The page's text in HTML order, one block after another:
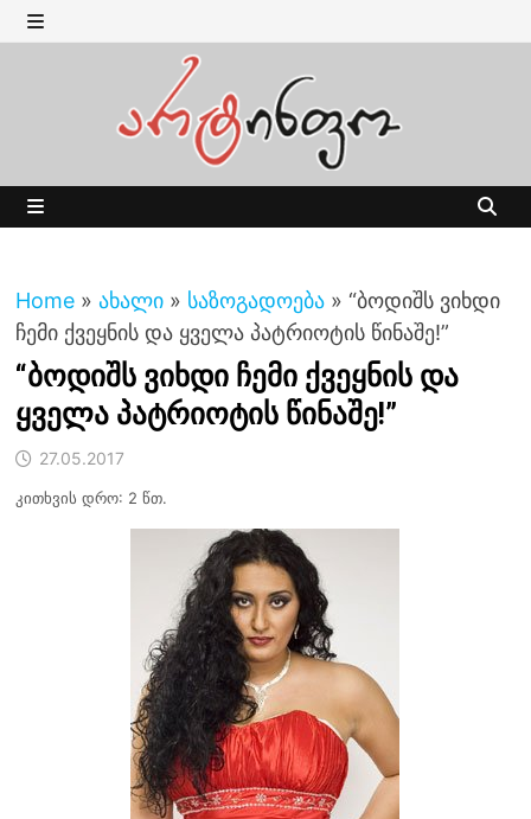
Skip
to MENU
Home » ახალი » საზოგადოება » “ბოდიშს ვიხდი
ჩემი ქვეყნის და ყველა პატრიოტის წინაშე!”
“ბოდიშს ვიხდი ჩემი ქვეყნის და
ყველა პატრიოტის წინაშე!”
27.05.2017
კითხვის დრო: 2 წთ.